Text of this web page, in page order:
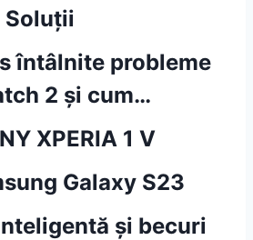
Soluții
întâlnite probleme
2 și cum…
XPERIA 1 V
Galaxy S23
și becuri